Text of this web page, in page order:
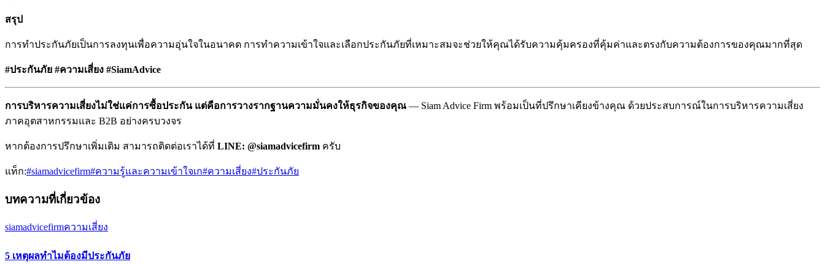
สรุป
การทำประกันภัยเป็นการลงทุนเพื่อความอุ่นใจในอนาคต การทำความเข้าใจและเลือกประกันภัยที่เหมาะสมจะช่วยให้คุณได้รับความคุ้มครองที่คุ้มค่าและตรงกับความต้องการของคุณมากที่สุด
#ประกันภัย #ความเสี่ยง #SiamAdvice
การบริหารความเสี่ยงไม่ใช่แค่การซื้อประกัน แต่คือการวางรากฐานความมั่นคงให้ธุรกิจของคุณ — Siam Advice Firm พร้อมเป็นที่ปรึกษาเคียงข้างคุณ ด้วยประสบการณ์ในการบริหารความเสี่ยง
ภาคอุตสาหกรรมและ B2B อย่างครบวงจร
หากต้องการปรึกษาเพิ่มเติม สามารถติดต่อเราได้ที่ LINE: @siamadvicefirm ครับ
แท็ก:#siamadvicefirm#ความรู้และความเข้าใจเก#ความเสี่ยง#ประกันภัย
บทความที่เกี่ยวข้อง
siamadvicefirmความเสี่ยง
5 เหตุผลทำไมต้องมีประกันภัย